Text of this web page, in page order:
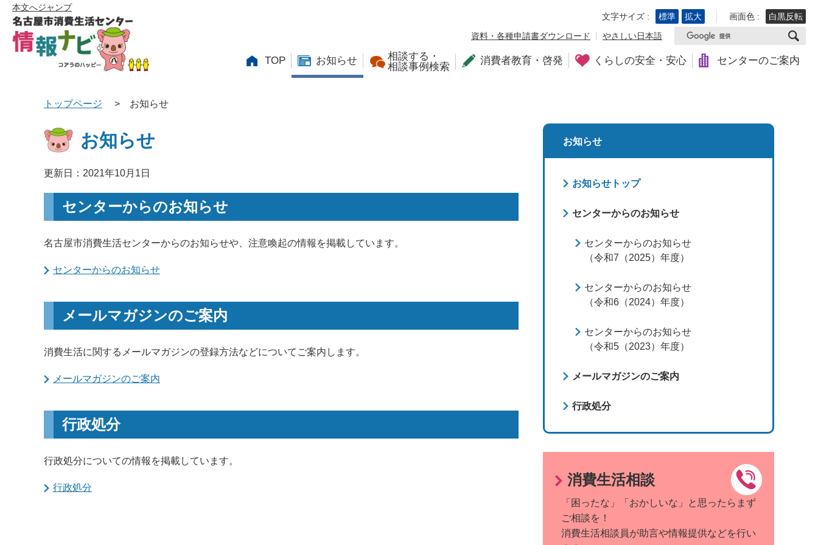
本文へジャンプ
文字サイズ :
標準 拡大 画面色 :
白黒反転
資料・各種申請書ダウンロード
やさしい日本語
TOP お知らせ
相談する・
相談事例検索
消費者教育・啓発 くらしの安全・安心 センターのご案内
トップページ > お知らせ
お知らせ
更新日：2021年10月1日
センターからのお知らせ
名古屋市消費生活センターからのお知らせや、注意喚起の情報を掲載しています。
センターからのお知らせ
メールマガジンのご案内
消費生活に関するメールマガジンの登録方法などについてご案内します。
メールマガジンのご案内
行政処分
行政処分についての情報を掲載しています。
行政処分
お知らせ
お知らせトップ
センターからのお知らせ
センターからのお知らせ
（令和7（2025）年度）
センターからのお知らせ
（令和6（2024）年度）
センターからのお知らせ
（令和5（2023）年度）
メールマガジンのご案内
行政処分
消費生活相談
「困ったな」「おかしいな」と思ったらまず
ご相談を！
消費生活相談員が助言や情報提供などを行い